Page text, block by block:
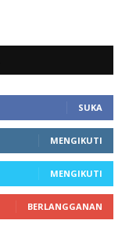
SUKA
MENGIKUTI
MENGIKUTI
BERLANGGANAN